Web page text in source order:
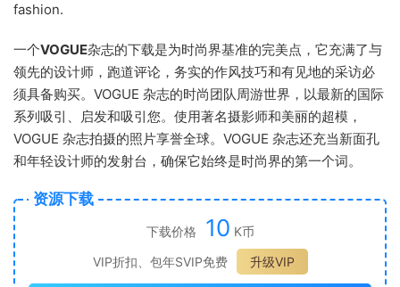
fashion.
一个VOGUE杂志的下载是为时尚界基准的完美点，它充满了与
领先的设计师，跑道评论，务实的作风技巧和有见地的采访必
须具备购买。VOGUE 杂志的时尚团队周游世界，以最新的国际
系列吸引、启发和吸引您。使用著名摄影师和美丽的超模，
VOGUE 杂志拍摄的照片享誉全球。VOGUE 杂志还充当新面孔
和年轻设计师的发射台，确保它始终是时尚界的第一个词。
资源下载
下载价格 10 K币
VIP折扣、包年SVIP免费
升级VIP